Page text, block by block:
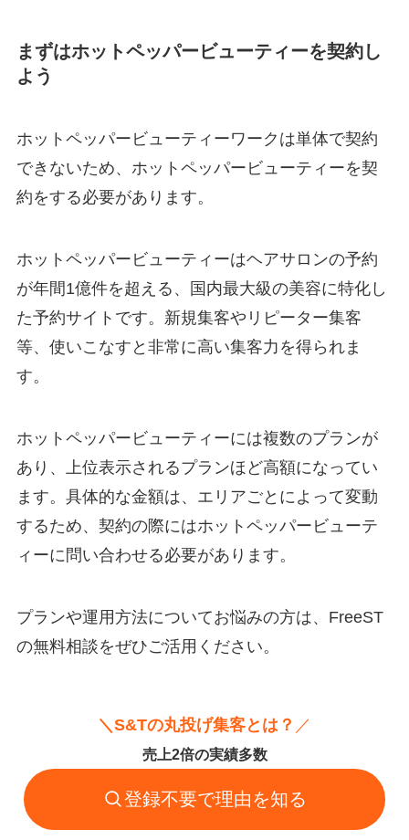
まずはホットペッパービューティーを契約し
よう
ホットペッパービューティーワークは単体で契約
できないため、ホットペッパービューティーを契
約をする必要があります。
ホットペッパービューティーはヘアサロンの予約
が年間1億件を超える、国内最大級の美容に特化し
た予約サイトです。新規集客やリピーター集客
等、使いこなすと非常に高い集客力を得られま
す。
ホットペッパービューティーには複数のプランが
あり、上位表示されるプランほど高額になってい
ます。具体的な金額は、エリアごとによって変動
するため、契約の際にはホットペッパービューテ
ィーに問い合わせる必要があります。
プランや運用方法についてお悩みの方は、FreeST
の無料相談をぜひご活用ください。
＼S&Tの丸投げ集客とは？ ／
売上2倍の実績多数
登録不要で理由を知る